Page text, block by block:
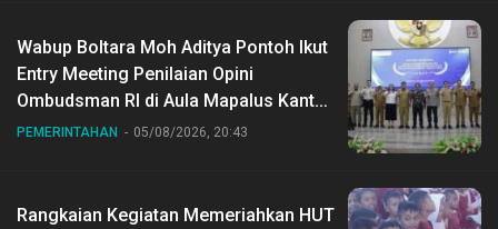
Wabup Boltara Moh Aditya Pontoh Ikut
Entry Meeting Penilaian Opini
Ombudsman RI di Aula Mapalus Kantur
Gubernur Sulut
PEMERINTAHAN 05/08/2026, 20:43
Rangkaian Kegiatan Memeriahkan HUT